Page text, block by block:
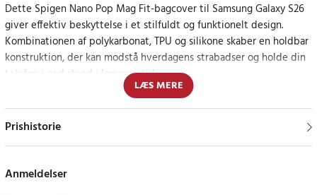
Dette Spigen Nano Pop Mag Fit-bagcover til Samsung Galaxy S26
giver effektiv beskyttelse i et stilfuldt og funktionelt design.
Kombinationen af polykarbonat, TPU og silikone skaber en holdbar
konstruktion, der kan modstå hverdagens strabadser og holde din
telefon i god stand i længere tid.
Polykarbonatet giver en hård overflade, der modstår ridser, mens
TPU og silikone giver fleksibilitet og stødabsorbering. Resultatet er
Hævede kanter omkring skærmen og kameraet reducerer risikoen
LÆS MERE
Prishistorie
Anmeldelser